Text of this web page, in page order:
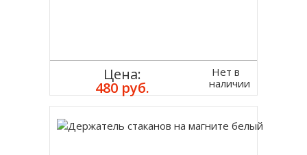
Цена:
480 руб.
Нет в
наличии